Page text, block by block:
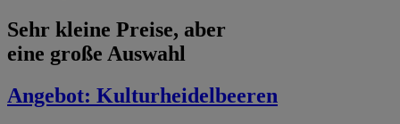
Sehr kleine Preise, aber
eine große Auswahl
Angebot: Kulturheidelbeeren